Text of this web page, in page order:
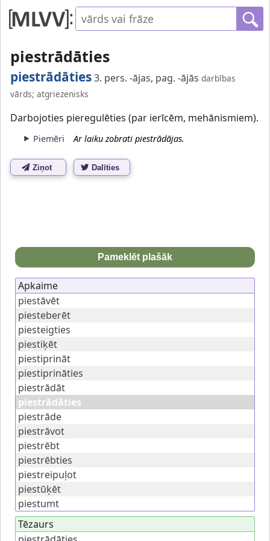
piestrādāties
piestrādāties3. pers. -ājas, pag. -ājās darbības
vārds; atgriezenisks
Darbojoties pieregulēties (par ierīcēm, mehānismiem).
Piemēri Ar laiku zobrati piestrādājas.
Ziņot Dalīties
Pameklēt plašāk
Apkaime
piestāvēt
piesteberēt
piesteigties
piestiķēt
piestiprināt
piestiprināties
piestrādāt
piestrādāties
piestrāde
piestrāvot
piestrēbt
piestrēbties
piestreipuļot
piestūķēt
piestumt
Tēzaurs